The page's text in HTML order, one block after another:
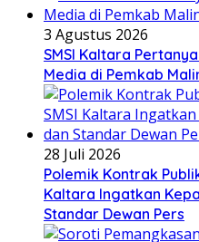
3 Agustus 2026
SMSI Kaltara
Media di Pemkab
28 Juli 2026
Polemik Kontrak
Kaltara Ingatkan
Standar Dewan Pers